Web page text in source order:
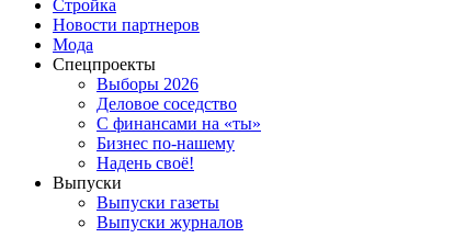
Стройка
Новости партнеров
Мода
Спецпроекты
Выборы 2026
Деловое соседство
С финансами на «ты»
Бизнес по-нашему
Надень своё!
Выпуски
Выпуски газеты
Выпуски журналов